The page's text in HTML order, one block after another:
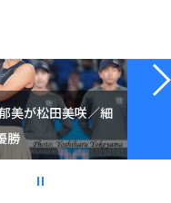
美が松田美咲／細
勝